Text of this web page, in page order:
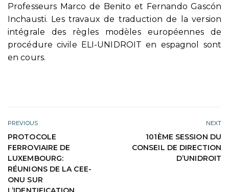
Professeurs Marco de Benito et Fernando Gascón
Inchausti. Les travaux de traduction de la version
intégrale des règles modèles européennes de
procédure civile ELI-UNIDROIT en espagnol sont
en cours.
PREVIOUS
PROTOCOLE
FERROVIAIRE DE
LUXEMBOURG:
RÉUNIONS DE LA CEE-
ONU SUR
NEXT
101ÈME SESSION DU
CONSEIL DE DIRECTION
D’UNIDROIT